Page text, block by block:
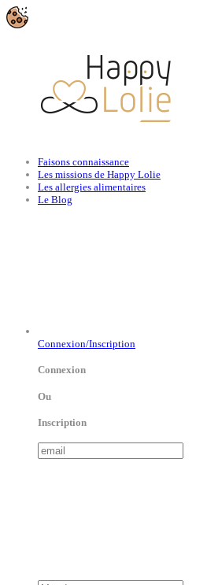
Faisons connaissance
Les missions de Happy Lolie
Les allergies alimentaires
Le Blog
Connexion/Inscription
Connexion
Ou
Inscription